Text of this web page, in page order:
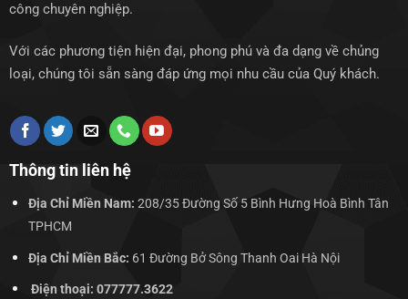
công chuyên nghiệp.
Với các phương tiện hiện đại, phong phú và đa dạng về chủng
loại, chúng tôi sẵn sàng đáp ứng mọi nhu cầu của Quý khách.
Thông tin liên hệ
Địa Chỉ Miền Nam: 208/35 Đường Số 5 Bình Hưng Hoà Bình Tân
TPHCM
Địa Chỉ Miền Bắc: 61 Đường Bở Sông Thanh Oai Hà Nội
Điện thoại: 077777.3622